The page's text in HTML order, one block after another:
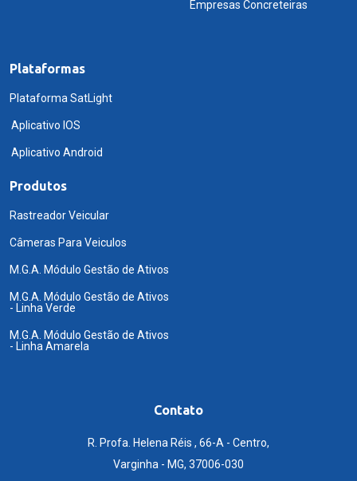
Empresas Concreteiras
Plataformas
Plataforma SatLight
Aplicativo IOS
Aplicativo Android
Produtos
Rastreador Veicular
Câmeras Para Veiculos
M.G.A. Módulo Gestão de Ativos
M.G.A. Módulo Gestão de Ativos
- Linha Verde
M.G.A. Módulo Gestão de Ativos
- Linha Amarela
Contato
R. Profa. Helena Réis , 66-A - Centro,
Varginha - MG, 37006-030